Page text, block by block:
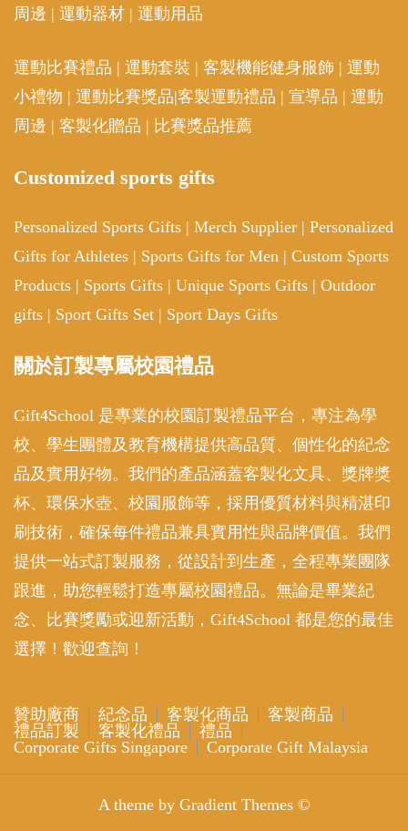
周邊 | 運動器材 | 運動用品
運動比賽禮品 | 運動套裝 | 客製機能健身服飾 | 運動
小禮物 | 運動比賽獎品|客製運動禮品 | 宣導品 | 運動
周邊 | 客製化贈品 | 比賽獎品推薦
Customized sports gifts
Personalized Sports Gifts | Merch Supplier | Personalized
Gifts for Athletes | Sports Gifts for Men | Custom Sports
Products | Sports Gifts | Unique Sports Gifts | Outdoor
gifts | Sport Gifts Set | Sport Days Gifts
關於訂製專屬校園禮品
Gift4School 是專業的校園訂製禮品平台，專注為學
校、學生團體及教育機構提供高品質、個性化的紀念
品及實用好物。我們的產品涵蓋客製化文具、獎牌獎
杯、環保水壺、校園服飾等，採用優質材料與精湛印
刷技術，確保每件禮品兼具實用性與品牌價值。我們
提供一站式訂製服務，從設計到生產，全程專業團隊
跟進，助您輕鬆打造專屬校園禮品。無論是畢業紀
念、比賽獎勵或迎新活動，Gift4School 都是您的最佳
選擇！歡迎查詢！
贊助廠商 紀念品 客製化商品
客製商品
禮品訂製
客製化禮品
禮品
Corporate Gifts Singapore
Corporate Gift Malaysia
A theme by Gradient Themes ©